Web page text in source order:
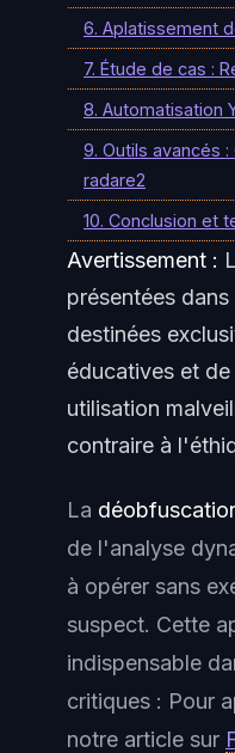
6. Aplatissement
7. Étude de cas :
8. Automatisation
9. Outils avancés :
radare2
10. Conclusion et
Avertissement :
présentées
destinées
éducatives et
utilisation
contraire à
La
de l'analyse
à opérer sans
suspect. Cette
indispensable
critiques : Pour
notre article sur